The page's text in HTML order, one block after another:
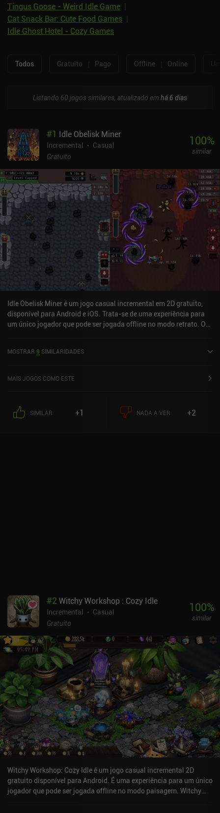
Tingus Goose - Weird Idle Game
Cat Snack Bar: Cute Food Games
Idle Ghost Hotel - Cozy Games
Todos Gratuito Pago Offline Online
Listando 60 jogos similares, atualizado em há 6 dias
#1 Idle Obelisk Miner
Incremental
Casual
Gratuito
100%
similar
Idle Obelisk Miner é um jogo casual incremental em 2D gratuito,
disponível para Android e iOS. Trata-se de uma experiência para
um único jogador que pode ser jogada offline no modo retrato. O
avaliação atual de 4,8 de 5,0 no Google Play e 4,9 de 5,0 na App
MOSTRAR 9 SIMILARIDADES
MAIS JOGOS COMO ESTE
SIMILAR +1 NADA A VER +2
#2 Witchy Workshop : Cozy Idle
Incremental
Casual
Gratuito
100%
similar
Witchy Workshop: Cozy Idle é um jogo casual incremental 2D
gratuito disponível para Android. É uma experiência para um único
jogador que pode ser jogada offline no modo paisagem. Witchy